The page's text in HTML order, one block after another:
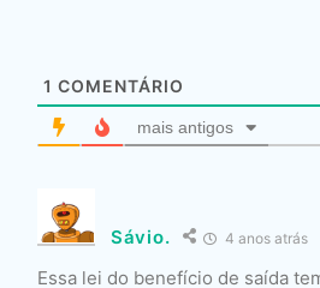
1 COMENTÁRIO
mais antigos
Sávio. 4 anos atrás
Essa lei do benefício de saída